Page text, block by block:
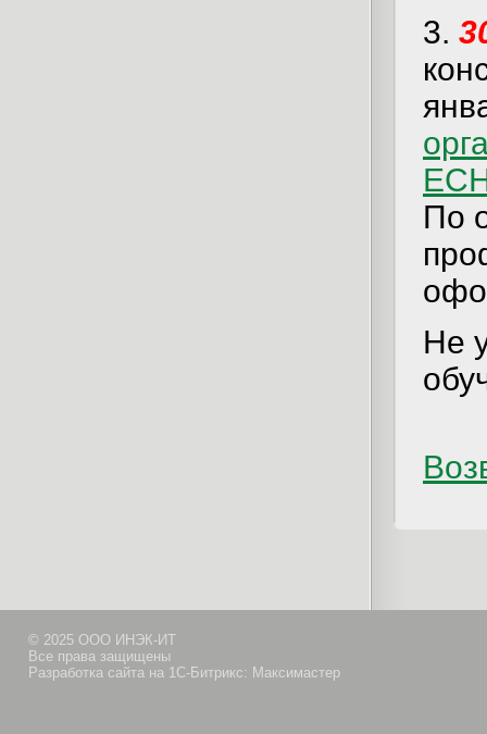
3.
По
Не
© 2025 ООО ИНЭК-ИТ
Все права защищены
Разработка сайта на 1С-Битрикс: Максимастер